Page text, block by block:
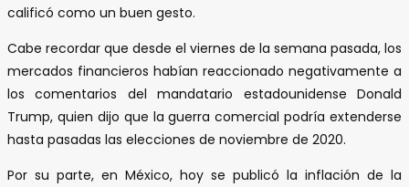
calificó como un buen gesto.
Cabe recordar que desde el viernes de la semana pasada, los
mercados financieros habían reaccionado negativamente a
los comentarios del mandatario estadounidense Donald
Trump, quien dijo que la guerra comercial podría extenderse
hasta pasadas las elecciones de noviembre de 2020.
Por su parte, en México, hoy se publicó la inflación de la